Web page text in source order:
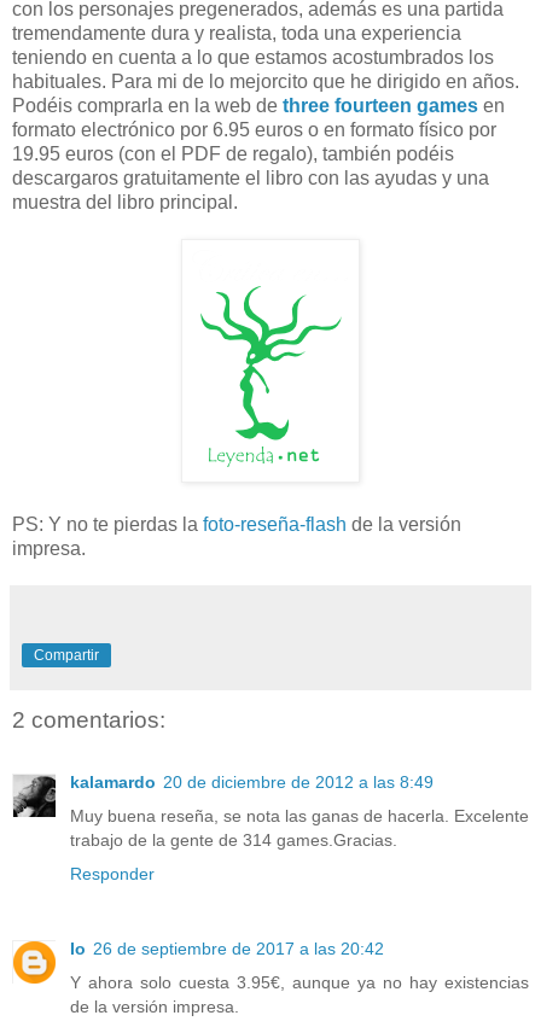
con los personajes pregenerados, además es una partida
tremendamente dura y realista, toda una experiencia
teniendo en cuenta a lo que estamos acostumbrados los
habituales. Para mi de lo mejorcito que he dirigido en años.
Podéis comprarla en la web de three fourteen games en
formato electrónico por 6.95 euros o en formato físico por
19.95 euros (con el PDF de regalo), también podéis
descargaros gratuitamente el libro con las ayudas y una
muestra del libro principal.
PS: Y no te pierdas la foto-reseña-flash de la versión
impresa.
Compartir
2 comentarios:
kalamardo 20 de diciembre de 2012 a las 8:49
Muy buena reseña, se nota las ganas de hacerla. Excelente
trabajo de la gente de 314 games.Gracias.
Responder
Io 26 de septiembre de 2017 a las 20:42
Y ahora solo cuesta 3.95€, aunque ya no hay existencias
de la versión impresa.